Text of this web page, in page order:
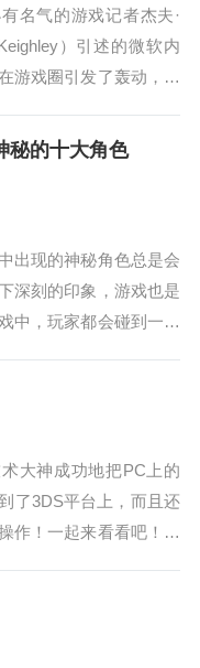
气的游戏记者杰夫·
）引述的微软内
游戏圈引发了轰动，因
新型号的福特或是BM
秘的十大角色
现的神秘角色总是会
深刻的印象，游戏也是
中，玩家都会碰到一些
神秘角色。 在下面这
神成功地把PC上的
了3DS平台上，而且还
作！一起来看看吧！